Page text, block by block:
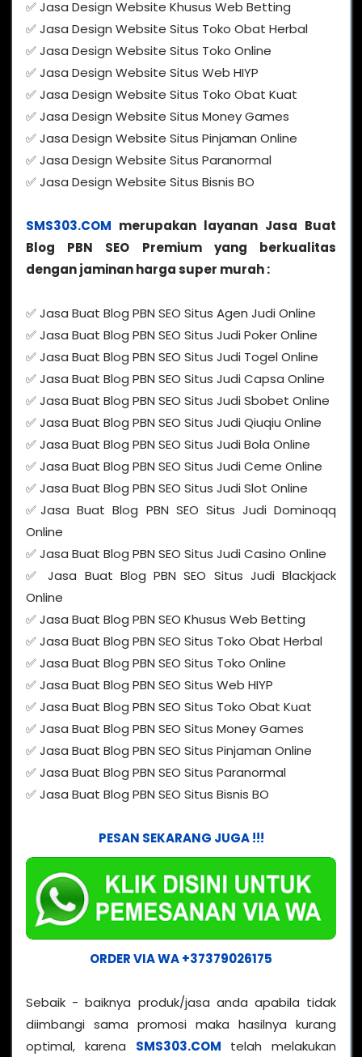
✅ Jasa Design Website Khusus Web Betting
✅ Jasa Design Website Situs Toko Obat Herbal
✅ Jasa Design Website Situs Toko Online
✅ Jasa Design Website Situs Web HIYP
✅ Jasa Design Website Situs Toko Obat Kuat
✅ Jasa Design Website Situs Money Games
✅ Jasa Design Website Situs Pinjaman Online
✅ Jasa Design Website Situs Paranormal
✅ Jasa Design Website Situs Bisnis BO
SMS303.COM merupakan layanan Jasa Buat
Blog PBN SEO Premium yang berkualitas
dengan jaminan harga super murah :
✅ Jasa Buat Blog PBN SEO Situs Agen Judi Online
✅ Jasa Buat Blog PBN SEO Situs Judi Poker Online
✅ Jasa Buat Blog PBN SEO Situs Judi Togel Online
✅ Jasa Buat Blog PBN SEO Situs Judi Capsa Online
✅ Jasa Buat Blog PBN SEO Situs Judi Sbobet Online
✅ Jasa Buat Blog PBN SEO Situs Judi Qiuqiu Online
✅ Jasa Buat Blog PBN SEO Situs Judi Bola Online
✅ Jasa Buat Blog PBN SEO Situs Judi Ceme Online
✅ Jasa Buat Blog PBN SEO Situs Judi Slot Online
✅Jasa Buat Blog PBN SEO Situs Judi Dominoqq
Online
✅ Jasa Buat Blog PBN SEO Situs Judi Casino Online
✅ Jasa Buat Blog PBN SEO Situs Judi Blackjack
Online
✅ Jasa Buat Blog PBN SEO Khusus Web Betting
✅ Jasa Buat Blog PBN SEO Situs Toko Obat Herbal
✅ Jasa Buat Blog PBN SEO Situs Toko Online
✅ Jasa Buat Blog PBN SEO Situs Web HIYP
✅ Jasa Buat Blog PBN SEO Situs Toko Obat Kuat
✅ Jasa Buat Blog PBN SEO Situs Money Games
✅ Jasa Buat Blog PBN SEO Situs Pinjaman Online
✅ Jasa Buat Blog PBN SEO Situs Paranormal
✅ Jasa Buat Blog PBN SEO Situs Bisnis BO
PESAN SEKARANG JUGA !!!
ORDER VIA WA +37379026175
Sebaik - baiknya produk/jasa anda apabila tidak
diimbangi sama promosi maka hasilnya kurang
optimal, karena SMS303.COM telah melakukan